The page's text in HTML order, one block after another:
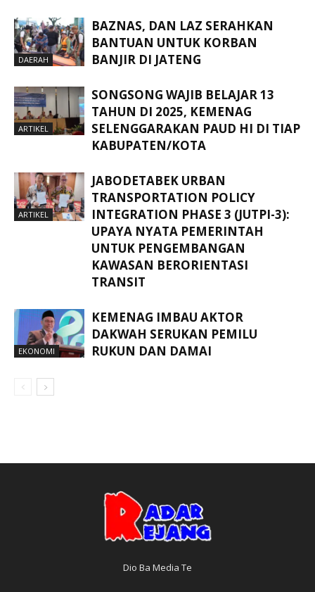
DAERAH
BAZNAS, DAN LAZ SERAHKAN
BANTUAN UNTUK KORBAN
BANJIR DI JATENG
ARTIKEL
SONGSONG WAJIB BELAJAR 13
TAHUN DI 2025, KEMENAG
SELENGGARAKAN PAUD HI DI TIAP
KABUPATEN/KOTA
ARTIKEL
JABODETABEK URBAN
TRANSPORTATION POLICY
INTEGRATION PHASE 3 (JUTPI-3):
UPAYA NYATA PEMERINTAH
UNTUK PENGEMBANGAN
KAWASAN BERORIENTASI
TRANSIT
EKONOMI
KEMENAG IMBAU AKTOR
DAKWAH SERUKAN PEMILU
RUKUN DAN DAMAI
Dio Ba Media Te